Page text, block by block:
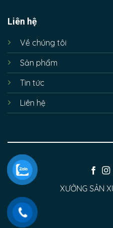
Liên hệ
Về chúng tôi
Sản phẩm
Tin tức
Liên hệ
XƯỞNG SẢN